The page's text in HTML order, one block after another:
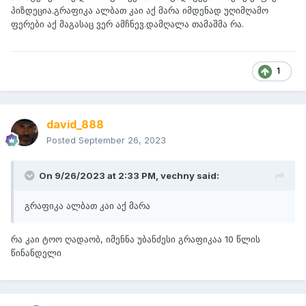
პიზდეცია.გრაფიკა ალბათ კაი აქ მარა იმდენად უღიმღამო
ფერები აქ მაგასაც ვერ ამჩნევ.დამღალა თამაშმა რა.
1
david_888
Posted September 26, 2023
On 9/26/2023 at 2:33 PM, vechny said:
გრაფიკა ალბათ კაი აქ მარა
რა კაი ტოო ღადაობ, იმენნა უბანძესი გრაფიკაა 10 წლის
წინანდელი